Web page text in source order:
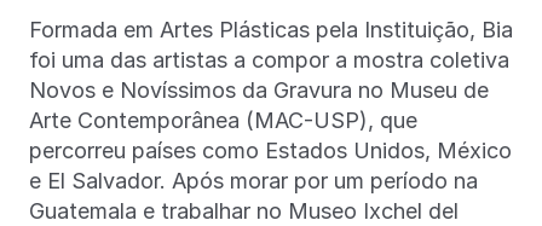
Formada em Artes Plásticas pela Instituição, Bia
foi uma das artistas a compor a mostra coletiva
Novos e Novíssimos da Gravura no Museu de
Arte Contemporânea (MAC-USP), que
percorreu países como Estados Unidos, México
e El Salvador. Após morar por um período na
Guatemala e trabalhar no Museo Ixchel del